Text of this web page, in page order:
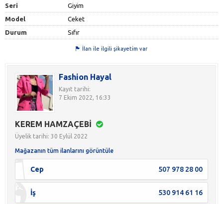
Seri
Giyim
Model
Ceket
Durum
Sıfır
İlan ile ilgili şikayetim var
Fashion Hayal
Kayıt tarihi:
7 Ekim 2022, 16:33
KEREM HAMZAÇEBİ
Üyelik tarihi: 30 Eylül 2022
Mağazanın tüm ilanlarını görüntüle
Cep 507 978 28 00
İş 530 914 61 16